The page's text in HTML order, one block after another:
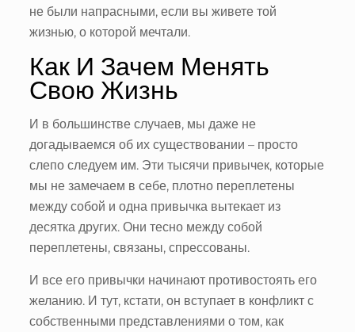
не были напрасными, если вы живете той
жизнью, о которой мечтали.
Как И Зачем Менять
Свою Жизнь
И в большинстве случаев, мы даже не
догадываемся об их существовании – просто
слепо следуем им. Эти тысячи привычек, которые
мы не замечаем в себе, плотно переплетены
между собой и одна привычка вытекает из
десятка других. Они тесно между собой
переплетены, связаны, спрессованы.
И все его привычки начинают противостоять его
желанию. И тут, кстати, он вступает в конфликт с
собственными представлениями о том, как